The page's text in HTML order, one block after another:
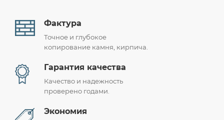
Фактура
Точное и глубокое
копирование камня, кирпича.
Гарантия качества
Качество и надежность
проверено годами.
Экономия